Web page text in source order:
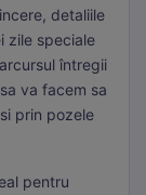
detaliile
zile speciale
întregii
va facem sa
prin pozele
pentru